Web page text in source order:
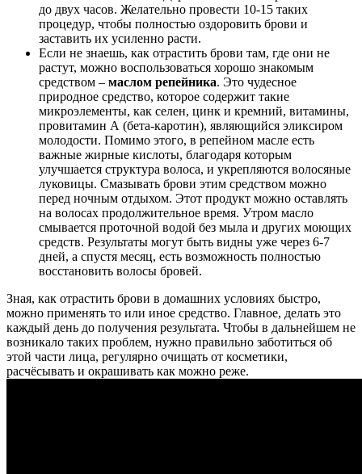
до двух часов. Желательно провести 10-15 таких
процедур, чтобы полностью оздоровить брови и
заставить их усиленно расти.
Если не знаешь, как отрастить брови там, где они не
растут, можно воспользоваться хорошо знакомым
средством – маслом репейника. Это чудесное
природное средство, которое содержит такие
микроэлементы, как селен, цинк и кремний, витамины,
провитамин А (бета-каротин), являющийся эликсиром
молодости. Помимо этого, в репейном масле есть
важные жирные кислоты, благодаря которым
улучшается структура волоса, и укрепляются волосяные
луковицы. Смазывать брови этим средством можно
перед ночным отдыхом. Этот продукт можно оставлять
на волосах продолжительное время. Утром масло
смывается проточной водой без мыла и других моющих
средств. Результаты могут быть видны уже через 6-7
дней, а спустя месяц, есть возможность полностью
восстановить волосы бровей.
Зная, как отрастить брови в домашних условиях быстро,
можно применять то или иное средство. Главное, делать это
каждый день до получения результата. Чтобы в дальнейшем не
возникало таких проблем, нужно правильно заботиться об
этой части лица, регулярно очищать от косметики,
расчёсывать и окрашивать как можно реже.